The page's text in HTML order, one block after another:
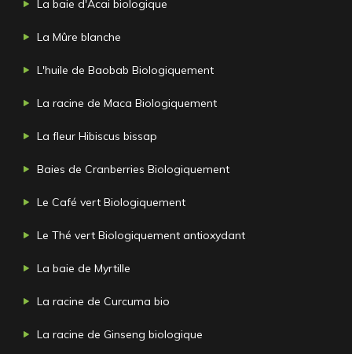
La baie d'Acai biologique
La Mûre blanche
L'huile de Baobab Biologiquement
La racine de Maca Biologiquement
La fleur Hibiscus bissap
Baies de Cranberries Biologiquement
Le Café vert Biologiquement
Le Thé vert Biologiquement antioxydant
La baie de Myrtille
La racine de Curcuma bio
La racine de Ginseng biologique